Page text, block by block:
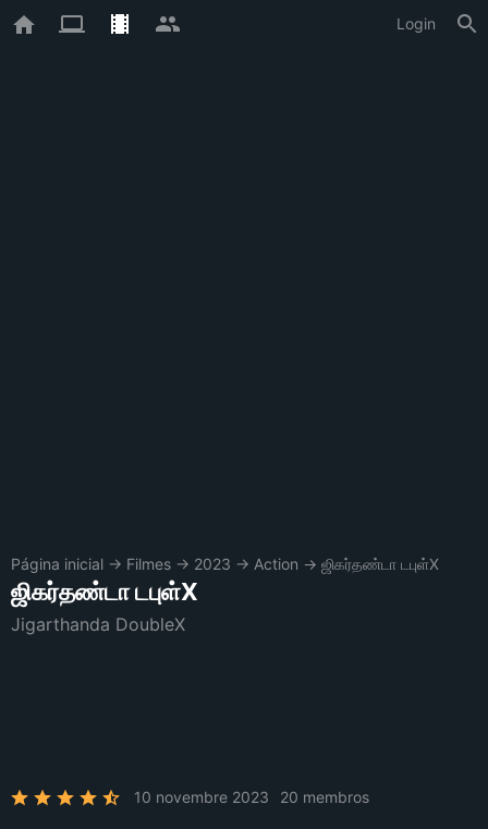
Login
Página inicial → Filmes → 2023 → Action → ஜிகர்தண்டா டபுள்X
ஜிகர்தண்டா டபுள்X
Jigarthanda DoubleX
10 novembre 2023 20 membros